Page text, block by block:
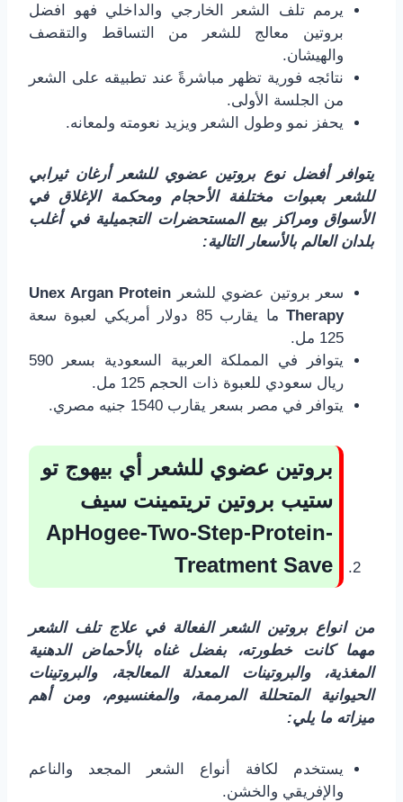
يرمم تلف الشعر الخارجي والداخلي فهو افضل
بروتين معالج للشعر من التساقط والتقصف
والهيشان.
نتائجه فورية تظهر مباشرةً عند تطبيقه على الشعر
من الجلسة الأولى.
يحفز نمو وطول الشعر ويزيد نعومته ولمعانه.
يتوافر أفضل نوع بروتين عضوي للشعر أرغان ثيرابي
للشعر بعبوات مختلفة الأحجام ومحكمة الإغلاق في
الأسواق ومراكز بيع المستحضرات التجميلية في أغلب
بلدان العالم بالأسعار التالية:
سعر بروتين عضوي للشعر Unex Argan Protein
Therapy
ما يقارب 85 دولار أمريكي لعبوة سعة
125 مل.
يتوافر في المملكة العربية السعودية بسعر 590
ريال سعودي للعبوة ذات الحجم 125 مل.
يتوافر في مصر بسعر يقارب 1540 جنيه مصري.
بروتين عضوي للشعر أي بيهوج تو
ستيب بروتين تريتمينت سيف
ApHogee-Two-Step-Protein-
Treatment Save
من انواع بروتين الشعر الفعالة في علاج تلف الشعر
مهما كانت خطورته، بفضل غناه بالأحماض الدهنية
المغذية، والبروتينات المعدلة المعالجة، والبروتينات
الحيوانية المتحللة المرممة، والمغنسيوم، ومن أهم
ميزاته ما يلي:
يستخدم لكافة أنواع الشعر المجعد والناعم
والإفريقي والخشن.